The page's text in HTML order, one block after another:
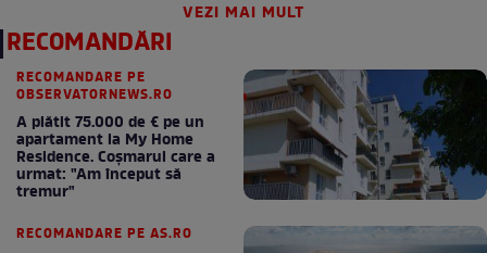
VEZI MAI MULT
RECOMANDĂRI
RECOMANDARE PE
OBSERVATORNEWS.RO
A plătit 75.000 de € pe un
apartament la My Home
Residence. Coşmarul care a
urmat: "Am început să
tremur"
RECOMANDARE PE AS.RO